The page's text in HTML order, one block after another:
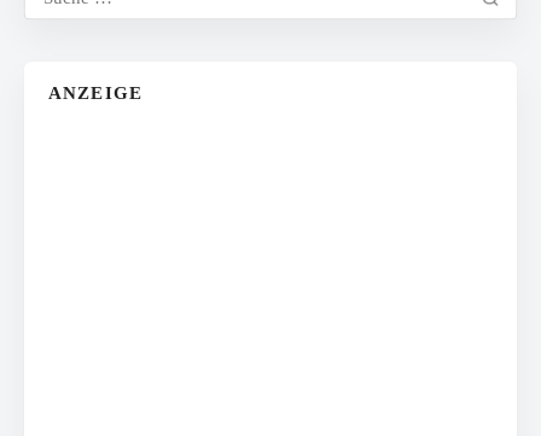
ANZEIGE